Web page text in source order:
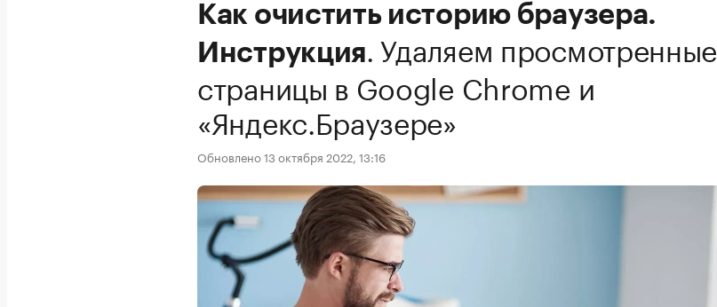
Как очистить историю браузера.
Инструкция.Удаляем просмотренные
страницы в Google Chrome и
«Яндекс.Браузере»
Обновлено 13 октября 2022, 13:16